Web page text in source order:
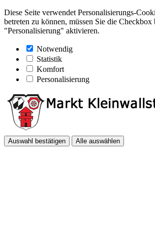
Diese Seite verwendet Personalisierungs-
betreten zu können, müssen Sie die Checkbox
"Personalisierung" aktivieren.
Notwendig
Statistik
Komfort
Personalisierung
Auswahl bestätigen Alle auswählen